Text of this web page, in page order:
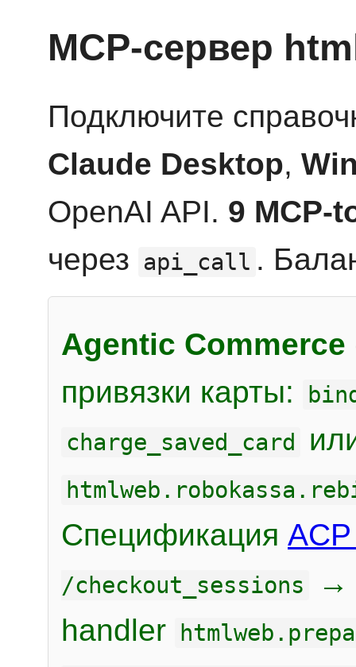
MCP-сервер
Подключите
Claude Desktop,
OpenAI API. 9 MCP-
через api_call .
Agentic Commerce
привязки карты:
charge_saved_card
Спецификация
/checkout_sessions
handler